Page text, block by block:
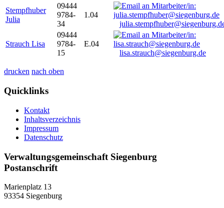
Stempfhuber
Julia
09444
9784-
34
1.04
Strauch Lisa
09444
9784-
15
E.04
lisa.strauch@siegenburg.de
drucken nach oben
Quicklinks
Kontakt
Inhaltsverzeichnis
Impressum
Datenschutz
Verwaltungsgemeinschaft Siegenburg
Postanschrift
Marienplatz 13
93354 Siegenburg